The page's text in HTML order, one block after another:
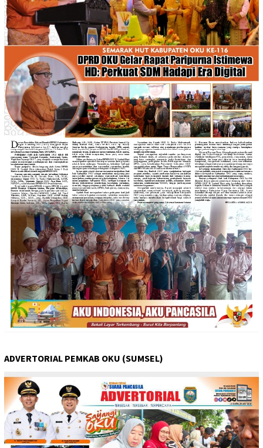
ADVERTORIAL PEMKAB OKU (SUMSEL)